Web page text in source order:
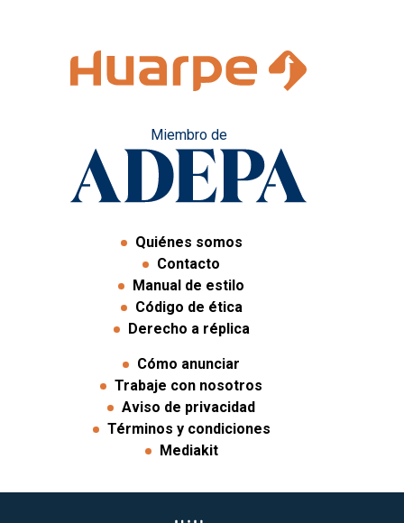
Miembro de
Quiénes somos
Contacto
Manual de estilo
Código de ética
Derecho a réplica
Cómo anunciar
Trabaje con nosotros
Aviso de privacidad
Términos y condiciones
Mediakit